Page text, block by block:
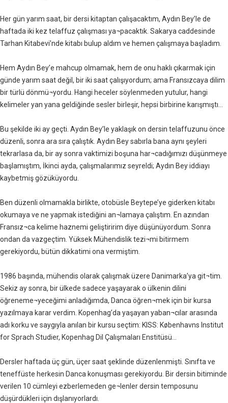
Her gün yarım saat, bir dersi kitaptan çalışacaktım, Aydın Bey’le de
haftada iki kez telaffuz çalışması ya¬pacaktık. Sakarya caddesinde
Tarhan Kitabevi’nde kitabı bulup aldım ve hemen çalışmaya başladım.
Hem Aydın Bey’e mahcup olmamak, hem de onu haklı çıkarmak için
günde yarım saat değil, bir iki saat çalışıyordum; ama Fransızcaya dilim
bir türlü dönmü¬yordu. Hangi heceler söylenmeden yutulur, hangi
kelimeler yan yana geldiğinde sesler birleşir, hepsi birbirine karışmıştı...
Bu şekilde iki ay geçti. Aydın Bey’le yaklaşık on dersin telaffuzunu önce
düzenli, sonra ara sıra çalıştık. Aydın Bey sabırla bana aynı şeyleri
tekrarlasa da, bir ay sonra vaktimizi boşuna har¬cadığımızı düşünmeye
başlamıştım, İkinci ayda, çalışmalarımız seyreldi; Aydın Bey iddiayı
kaybetmiş gözüküyordu.
Ben düzenli olmamakla birlikte, otobüsle Beytepe’ye giderken kitabı
okumaya ve ne yapmak istediğini an¬lamaya çalıştım. En azından
Fransız¬ca kelime haznemi geliştiririm diye düşünüyordum. Sonra
ondan da vazgeçtim. Yüksek Mühendislik tezi¬mi bitirmem
gerekiyordu, bütün dikkatimi ona vermiştim.
1986 başında, mühendis olarak çalışmak üzere Danimarka’ya git¬tim.
Sekiz ay sonra, bir ülkede sadece yaşayarak o ülkenin dilini
öğreneme¬yeceğimi anladığımda, Danca öğren¬mek için bir kursa
yazılmaya karar verdim. Kopenhag’da yaşayan yaban¬cılar arasında
adı korku ve saygıyla anılan bir kursu seçtim: KISS: Københavns Institut
for Sprach Studier, Kopenhag Dil Çalışmaları Enstitüsü...
Dersler haftada üç gün, üçer saat şeklinde düzenlenmişti. Sınıfta ve
teneffüste herkesin Danca konuşması gerekiyordu. Bir dersin bitiminde
verilen 10 cümleyi ezberlemeden ge¬lenler dersin temposunu
düşürdükleri için dışlanıyorlardı.